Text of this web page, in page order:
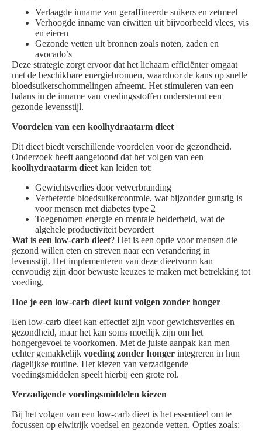
Verlaagde inname van geraffineerde suikers en zetmeel
Verhoogde inname van eiwitten uit bijvoorbeeld vlees, vis
en eieren
Gezonde vetten uit bronnen zoals noten, zaden en
avocado’s
Deze strategie zorgt ervoor dat het lichaam efficiënter omgaat
met de beschikbare energiebronnen, waardoor de kans op snelle
bloedsuikerschommelingen afneemt. Het stimuleren van een
balans in de inname van voedingsstoffen ondersteunt een
gezonde levensstijl.
Voordelen van een koolhydraatarm dieet
Dit dieet biedt verschillende voordelen voor de gezondheid.
Onderzoek heeft aangetoond dat het volgen van een
koolhydraatarm dieet kan leiden tot:
Gewichtsverlies door vetverbranding
Verbeterde bloedsuikercontrole, wat bijzonder gunstig is
voor mensen met diabetes type 2
Toegenomen energie en mentale helderheid, wat de
algehele productiviteit bevordert
Wat is een low-carb dieet? Het is een optie voor mensen die
gezond willen eten en streven naar een verandering in
levensstijl. Het implementeren van deze dieetvorm kan
eenvoudig zijn door bewuste keuzes te maken met betrekking tot
voeding.
Hoe je een low-carb dieet kunt volgen zonder honger
Een low-carb dieet kan effectief zijn voor gewichtsverlies en
gezondheid, maar het kan soms moeilijk zijn om het
hongergevoel te voorkomen. Met de juiste aanpak kan men
echter gemakkelijk voeding zonder honger integreren in hun
dagelijkse routine. Het kiezen van verzadigende
voedingsmiddelen speelt hierbij een grote rol.
Verzadigende voedingsmiddelen kiezen
Bij het volgen van een low-carb dieet is het essentieel om te
focussen op eiwitrijk voedsel en gezonde vetten. Opties zoals: